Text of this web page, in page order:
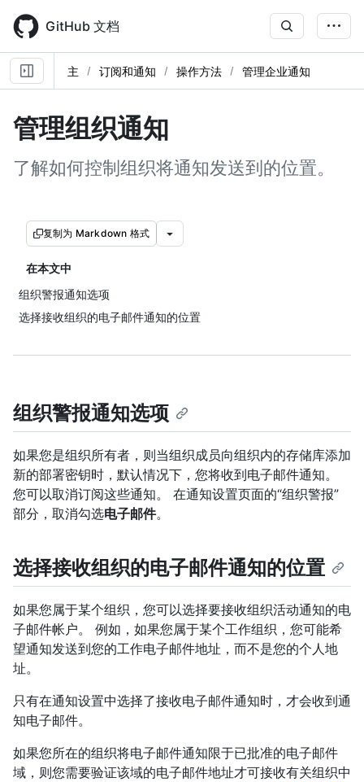
main
content
GitHub 文档
主 订阅和通知 操作方法 管理企业通知
管理组织通知
了解如何控制组织将通知发送到的位置。
复制为 Markdown 格式
在本文中
组织警报通知选项
选择接收组织的电子邮件通知的位置
组织警报通知选项
如果您是组织所有者，则当组织成员向组织内的存储库添加
新的部署密钥时，默认情况下，您将收到电子邮件通知。
您可以取消订阅这些通知。 在通知设置页面的“组织警报”
部分，取消勾选电子邮件。
选择接收组织的电子邮件通知的位置
如果您属于某个组织，您可以选择要接收组织活动通知的电
子邮件帐户。 例如，如果您属于某个工作组织，您可能希
望通知发送到您的工作电子邮件地址，而不是您的个人地
址。
只有在通知设置中选择了接收电子邮件通知时，才会收到通
知电子邮件。
如果您所在的组织将电子邮件通知限于已批准的电子邮件
域，则您需要验证该域的电子邮件地址才可接收有关组织中